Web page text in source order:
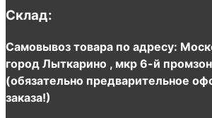
Склад:
Самовывоз товара по адресу:
город Лыткарино , мкр 6-й
(обязательно предварительное
заказа!)